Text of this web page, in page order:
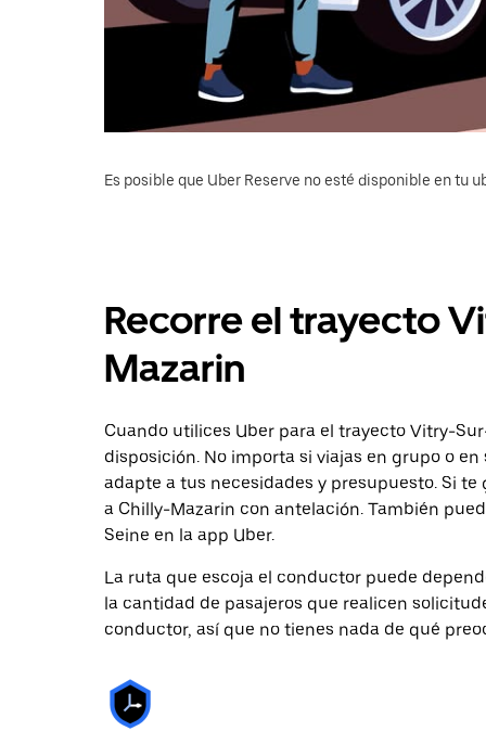
Es posible que Uber Reserve no esté disponible en tu
Recorre el trayecto
Mazarin
Cuando utilices Uber para el trayecto Vitry-
disposición. No importa si viajas en grupo o
adapte a tus necesidades y presupuesto. Si
a Chilly-Mazarin con antelación. También
Seine en la app Uber.
La ruta que escoja el conductor puede
la cantidad de pasajeros que realicen
conductor, así que no tienes nada de qué